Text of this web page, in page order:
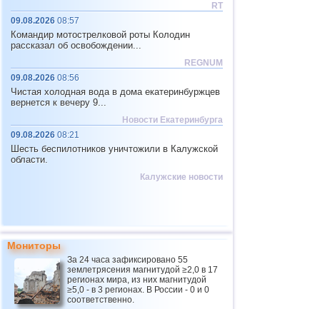
15 Вануату
16 Афганистан 4,5
4,5 1
18 Греция
19 Турция
о.Шпицберген и Ян-Майен 4,4 1
21 1
22
26 Никарагуа
27 Центральная Америка 3,8 1
28 Бутан 3,8
RT
09.08.2026 08:57
Командир мотострелковой роты Колодин
рассказал об освобождении...
REGNUM
09.08.2026 08:56
Чистая холодная вода в дома екатеринбуржцев
вернется к вечеру 9...
Новости Екатеринбурга
09.08.2026 08:21
Шесть беспилотников уничтожили в Калужской
области.
Калужские новости
Мониторы
За 24 часа зафиксировано 55
землетрясения магнитудой ≥2,0 в 17
регионах мира, из них магнитудой
≥5,0 - в 3 регионах. В России - 0 и 0
соответственно.